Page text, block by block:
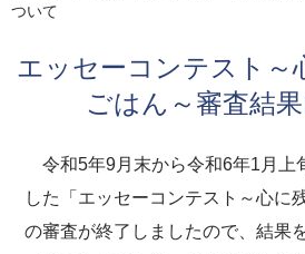
ついて
エッセーコンテスト～
ごはん～審査結
令和5年9月末から令和6年1月上
した「エッセーコンテスト～心に
の審査が終了しましたので、結果